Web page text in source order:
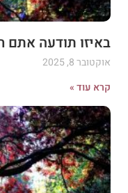
באיזו תודעה
אוקטובר 8, 2025
קרא עוד »